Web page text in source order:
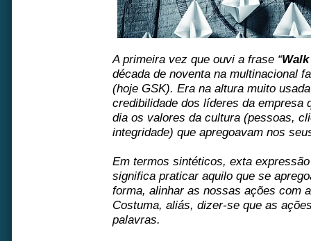
A primeira vez que ouvi a frase “
década de noventa na multinacional
(hoje GSK). Era na altura muito
credibilidade dos líderes da empresa
dia os valores da cultura (pessoas,
integridade) que apregoavam nos
Em termos sintéticos, exta
significa praticar aquilo que se
forma, alinhar as nossas ações com
Costuma, aliás, dizer-se que as
palavras.